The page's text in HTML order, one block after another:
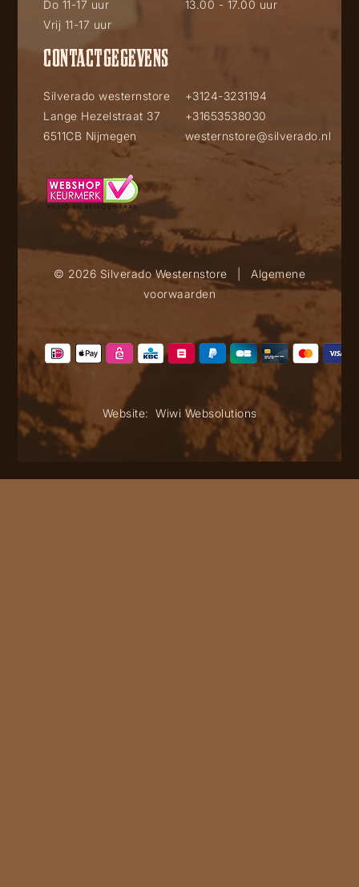
Do 11-17 uur
Vrij 11-17 uur
13.00 - 17.00 uur
CONTACTGEGEVENS
Silverado westernstore
Lange Hezelstraat 37
6511CB Nijmegen
+3124-3231194
+31653538030
westernstore@silverado.nl
© 2026 Silverado Westernstore
Algemene
voorwaarden
Website: Wiwi Websolutions